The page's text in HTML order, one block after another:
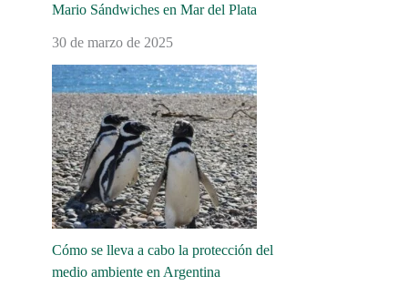
Mario Sándwiches en Mar del Plata
30 de marzo de 2025
Cómo se lleva a cabo la protección del
medio ambiente en Argentina